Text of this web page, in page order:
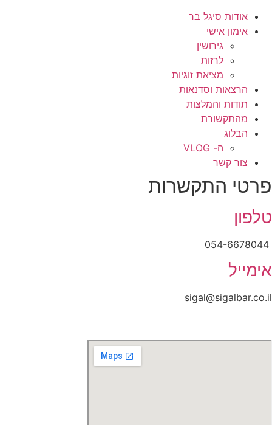
אודות סיגל בר
אימון אישי
גירושין
לרזות
מציאת זוגיות
הרצאות וסדנאות
תודות והמלצות
מהתקשורת
הבלוג
ה- VLOG
צור קשר
פרטי התקשרות
טלפון
אימייל
sigal@sigalbar.co.il